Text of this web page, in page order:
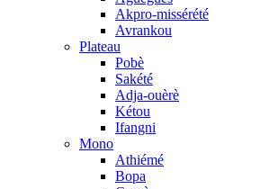
Akpro-missérété
Avrankou
Plateau
Pobè
Sakété
Adja-ouèrè
Kétou
Ifangni
Mono
Athiémé
Bopa